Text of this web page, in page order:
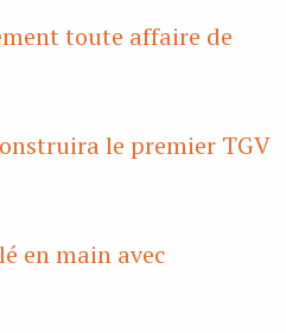
toute affaire de
le premier TGV
en main avec